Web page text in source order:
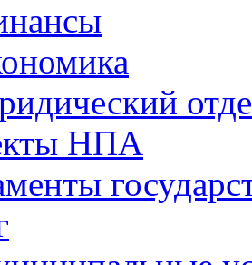
НПА